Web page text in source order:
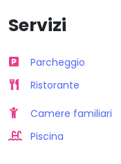
Servizi
Parcheggio
Ristorante
Camere familiari
Piscina